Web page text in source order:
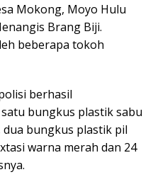
Mokong, Moyo Hulu
Brang Biji.
beberapa tokoh
berhasil
bungkus plastik sabu
bungkus plastik pil
warna merah dan 24